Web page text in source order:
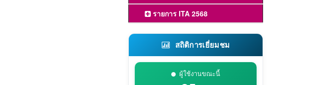
รายการ ITA 2568
สถิติการเยี่ยมชม
ผู้ใช้งานขณะนี้